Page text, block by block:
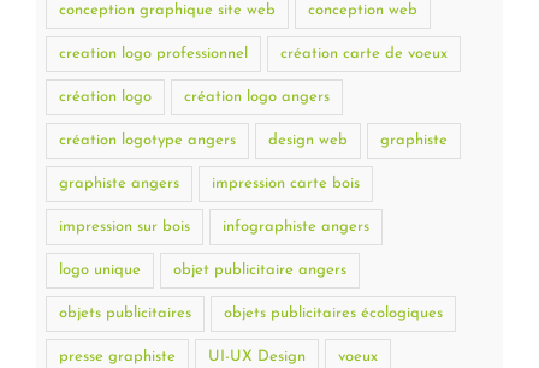
conception graphique site web conception web
creation logo professionnel création carte de voeux
création logo création logo angers
création logotype angers design web graphiste
graphiste angers impression carte bois
impression sur bois infographiste angers
logo unique objet publicitaire angers
objets publicitaires objets publicitaires écologiques
presse graphiste UI-UX Design voeux